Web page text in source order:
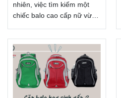
nhiên, việc tìm kiếm một
chiếc balo cao cấp nữ vừa
nghiệp có thể là một thách
thức. Hầu hết các khách
hàng đều muốn có một
chiếc túi thanh lịch để nâng
cao tính chuyên nghiệp của
họ. Và bài viết hôm nay sẽ